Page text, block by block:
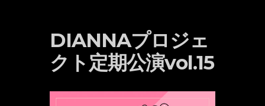
DIANNAプロジェ
クト定期公演vol.15